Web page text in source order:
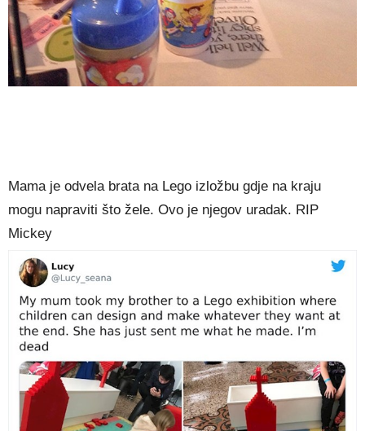
Mama je odvela brata na Lego izložbu gdje na kraju
mogu napraviti što žele. Ovo je njegov uradak. RIP
Mickey